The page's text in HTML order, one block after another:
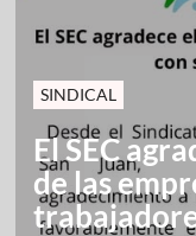
SINDICAL
El SEC
de las